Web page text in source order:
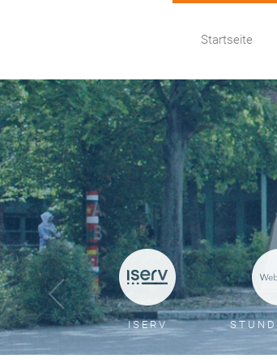
Startseite
ISERV